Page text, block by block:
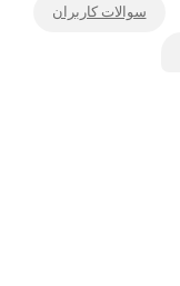
سوالات کاربران